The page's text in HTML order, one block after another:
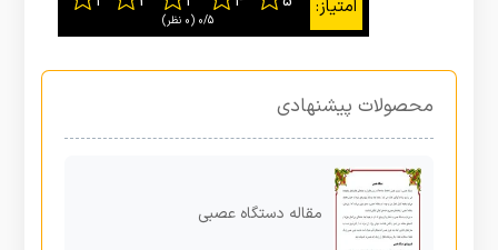
0/5 ‫(0 نظر)
محصولات پیشنهادی
مقاله دستگاه عصبی